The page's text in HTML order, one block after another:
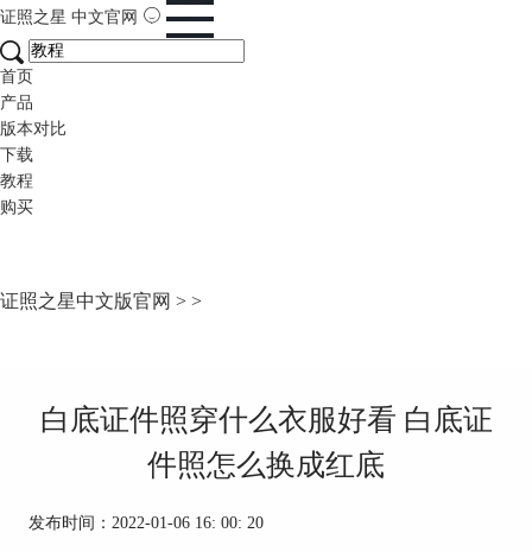
证照之星 中文官网
首页
产品
版本对比
下载
教程
购买
证照之星中文版官网 > >
白底证件照穿什么衣服好看 白底证
件照怎么换成红底
发布时间：2022-01-06 16: 00: 20